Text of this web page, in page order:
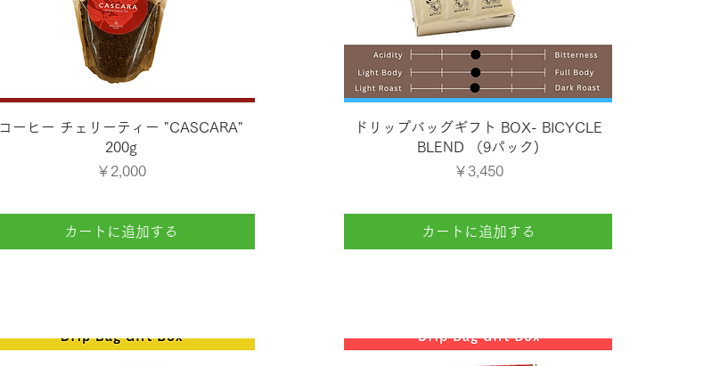
クイックビュー
コーヒー チェリーティー "CASCARA"
200g
価格
￥2,000
カートに追加する
クイックビュー
ドリップバッグギフト BOX- BICYCLE
BLEND （9パック)
価格
￥3,450
カートに追加する